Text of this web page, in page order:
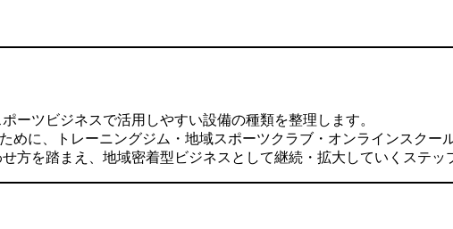
ーツビジネスで活用しやすい設備の種類を整理します。
めに、トレーニングジム・地域スポーツクラブ・オンラインスクー
方を踏まえ、地域密着型ビジネスとして継続・拡大していくステッ